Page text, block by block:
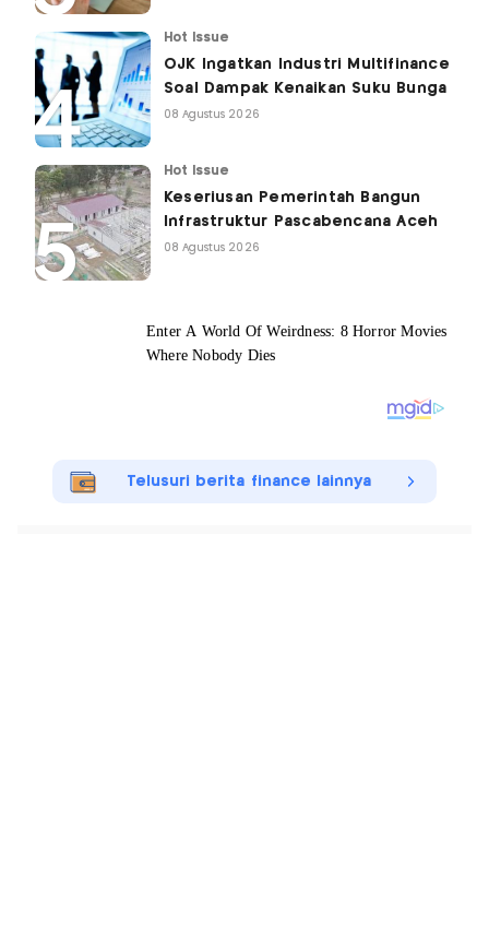
Hot Issue
OJK Ingatkan Industri Multifinance
Soal Dampak Kenaikan Suku Bunga
08 Agustus 2026
Hot Issue
Keseriusan Pemerintah Bangun
Infrastruktur Pascabencana Aceh
08 Agustus 2026
Telusuri berita finance lainnya